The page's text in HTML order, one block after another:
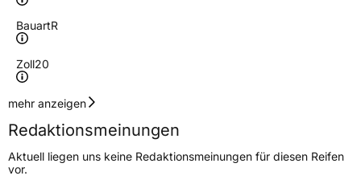
BauartR
Zoll20
Geschwindigkeitsindex
Höchstgeschwindigkeit
190 km/h
Lastindex110
mehr anzeigen
Redaktionsmeinungen
Aktuell liegen uns keine Redaktionsmeinungen für diesen Reifen
vor.